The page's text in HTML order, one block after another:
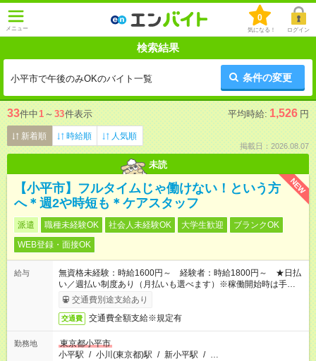
メニュー
0
気になる！ ログイン
検索結果
小平市で午後のみOKのバイト一覧 条件の変更
33件中1 ～ 33件表示 平均時給: 1,526 円
新着順 時給順 人気順
掲載日：2026.08.07
未読
NEW
【小平市】フルタイムじゃ働けない！という方
へ＊週2や時短も＊ケアスタッフ
派遣 職種未経験OK 社会人未経験OK 大学生歓迎
ブランクOK
WEB登録・面接OK
給与
無資格未経験：時給1600円～ 経験者：時給1800円～ ★日払
い／週払い制度あり（月払いも選べます）※稼働開始時は手続き
完了次第のお支払いとなります。
交通費別途支給あり
交通費 交通費全額支給※規定有
勤務地
東京都小平市
小平駅 / 小川(東京都)駅 / 新小平駅 / …